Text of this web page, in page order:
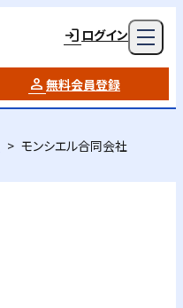
ログイン
無料会員登録
モンシエル合同会社